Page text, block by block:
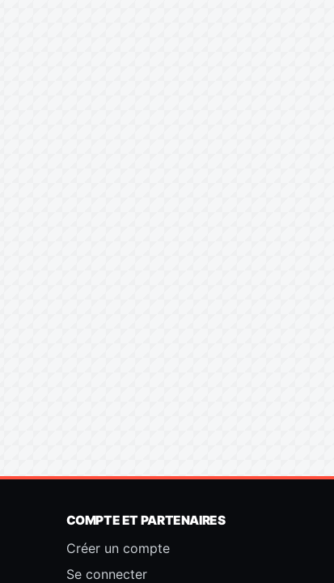
COMPTE ET PARTENAIRES
Créer un compte
Se connecter